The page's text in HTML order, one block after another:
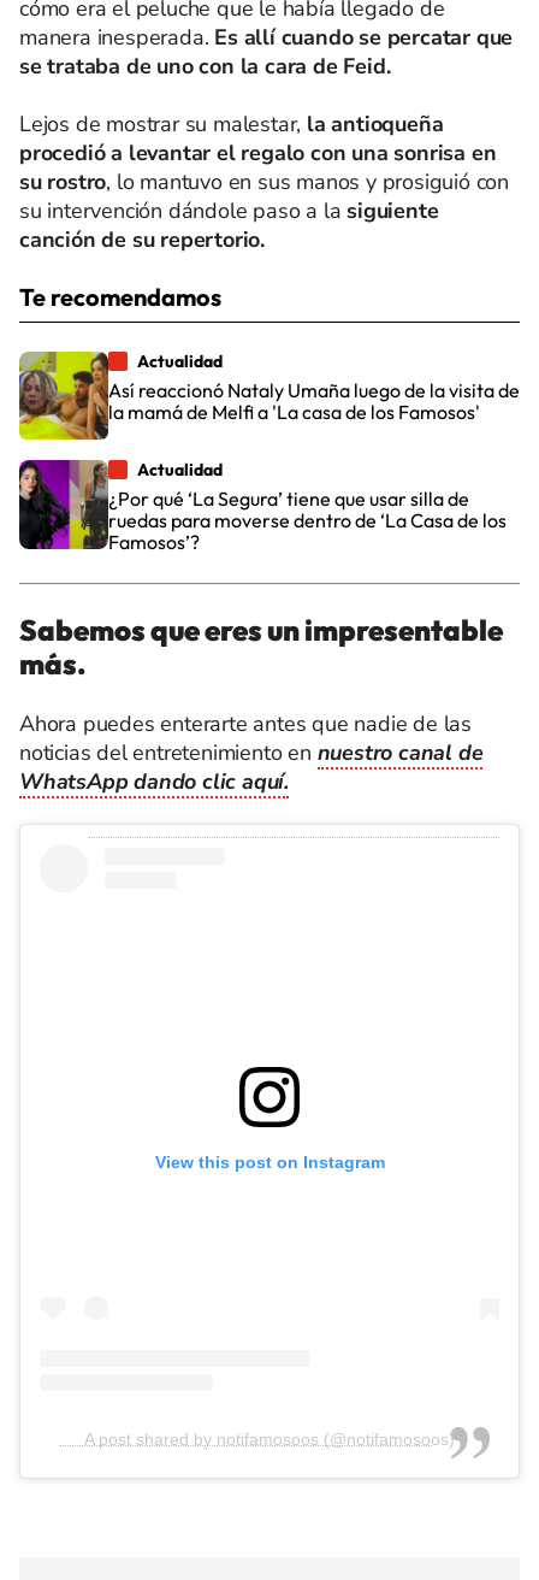
cómo era el peluche que le había llegado de
manera inesperada. Es allí cuando se percatar que
se trataba de uno con la cara de Feid.
Lejos de mostrar su malestar, la antioqueña
procedió a levantar el regalo con una sonrisa en
su rostro, lo mantuvo en sus manos y prosiguió con
su intervención dándole paso a la siguiente
canción de su repertorio.
Te recomendamos
Actualidad
Así reaccionó Nataly Umaña luego de la visita de
la mamá de Melfi a 'La casa de los Famosos'
Actualidad
¿Por qué ‘La Segura’ tiene que usar silla de
ruedas para moverse dentro de ‘La Casa de los
Famosos’?
Sabemos que eres un impresentable
más.
Ahora puedes enterarte antes que nadie de las
noticias del entretenimiento en nuestro canal de
WhatsApp dando clic aquí.
View this post on Instagram
A post shared by notifamosoos (@notifamosoos)